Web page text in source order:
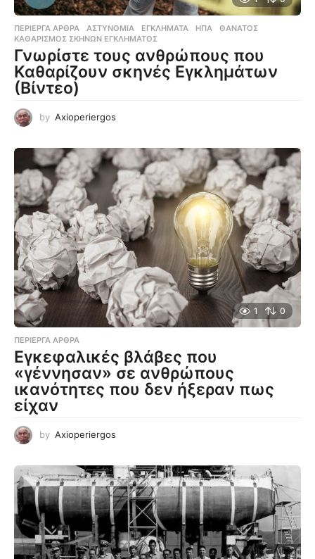
ΠΕΡΊΕΡΓΑ ΆΡΘΡΑ ΑΣΤΥΝΟΜΊΑ ,ΕΓΚΛΉΜΑΤΑ ,ΗΠΑ ,ΘΆΝΑΤΟΣ
ΚΑΘΑΡΙΣΜΌΣ ΣΚΗΝΏΝ ΕΓΚΛΉΜΑΤΟΣ
Γνωρίστε τους ανθρώπους που
Καθαρίζουν σκηνές Εγκλημάτων
(Βίντεο)
by Axioperiergos
1 0
ΠΕΡΊΕΡΓΑ ΆΡΘΡΑ
Εγκεφαλικές βλάβες που
«γέννησαν» σε ανθρώπους
ικανότητες που δεν ήξεραν πως
είχαν
by Axioperiergos